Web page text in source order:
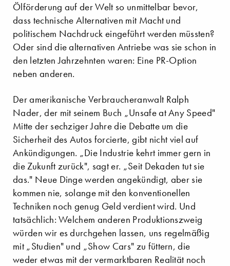
Ölförderung auf der Welt so unmittelbar bevor,
dass technische Alternativen mit Macht und
politischem Nachdruck eingeführt werden müssten?
Oder sind die alternativen Antriebe was sie schon in
den letzten Jahrzehnten waren: Eine PR-Option
neben anderen.
Der amerikanische Verbraucheranwalt Ralph
Nader, der mit seinem Buch „Unsafe at Any Speed"
Mitte der sechziger Jahre die Debatte um die
Sicherheit des Autos forcierte, gibt nicht viel auf
Ankündigungen. „Die Industrie kehrt immer gern in
die Zukunft zurück", sagt er. „Seit Dekaden tut sie
das." Neue Dinge werden angekündigt, aber sie
kommen nie, solange mit den konventionellen
Techniken noch genug Geld verdient wird. Und
tatsächlich: Welchem anderen Produktionszweig
würden wir es durchgehen lassen, uns regelmäßig
mit „Studien" und „Show Cars" zu füttern, die
weder etwas mit der vermarktbaren Realität noch